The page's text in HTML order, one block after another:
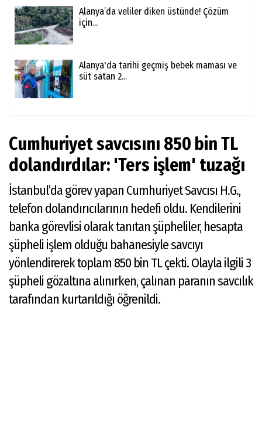
Alanya’da veliler diken üstünde! Çözüm
için...
Alanya'da tarihi geçmiş bebek maması ve
süt satan 2...
Cumhuriyet savcısını 850 bin TL
dolandırdılar: 'Ters işlem' tuzağı
İstanbul’da görev yapan Cumhuriyet Savcısı H.G.,
telefon dolandırıcılarının hedefi oldu. Kendilerini
banka görevlisi olarak tanıtan şüpheliler, hesapta
şüpheli işlem olduğu bahanesiyle savcıyı
yönlendirerek toplam 850 bin TL çekti. Olayla ilgili 3
şüpheli gözaltına alınırken, çalınan paranın savcılık
tarafından kurtarıldığı öğrenildi.